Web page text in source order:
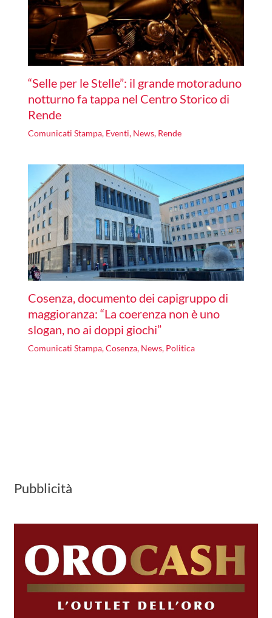
“Selle per le Stelle”: il grande motoraduno
notturno fa tappa nel Centro Storico di
Rende
Comunicati Stampa, Eventi, News, Rende
Cosenza, documento dei capigruppo di
maggioranza: “La coerenza non è uno
slogan, no ai doppi giochi”
Comunicati Stampa,Cosenza, News, Politica
Pubblicità